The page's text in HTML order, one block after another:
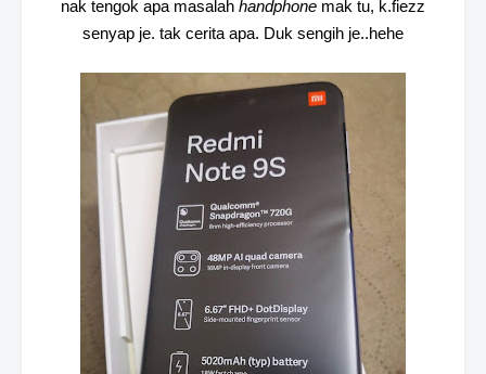
nak tengok apa masalah handphone mak tu, k.fiezz
senyap je. tak cerita apa. Duk sengih je..hehe